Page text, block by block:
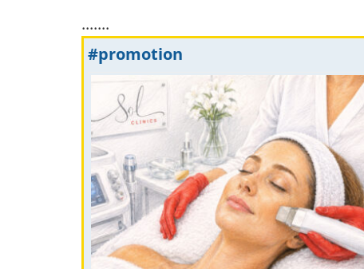
.......
#promotion